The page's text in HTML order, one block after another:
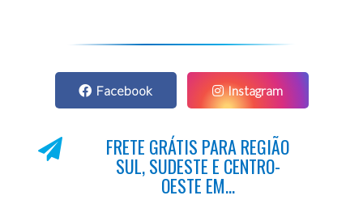
Facebook Instagram
FRETE GRÁTIS PARA REGIÃO
SUL, SUDESTE E CENTRO-
OESTE EM...